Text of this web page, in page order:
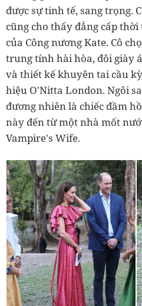
được sự tinh tế, sang trọng.
cũng cho thấy đẳng cấp
của Công nương Kate. Cô
trung tính hài hòa, đôi giày
và thiết kế khuyên tai cầu
hiệu O'Nitta London. Ngôi
đương nhiên là chiếc đầm
này đến từ một nhà mốt
Vampire's Wife.